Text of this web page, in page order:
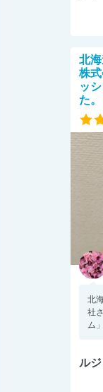
北
株
ッ
た。
北
社
ム
ル